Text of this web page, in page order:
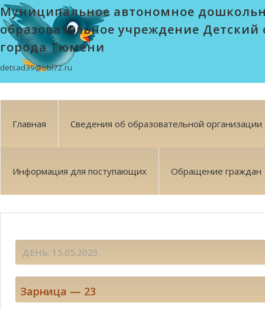
Муниципальное автономное
образовательное учреждение Детский
города Тюмени
detsad39@obl72.ru
Главная Сведения об образовательной организации
Информация для поступающих Обращение граждан
ДЕНЬ: 15.05.2023
Зарница — 23